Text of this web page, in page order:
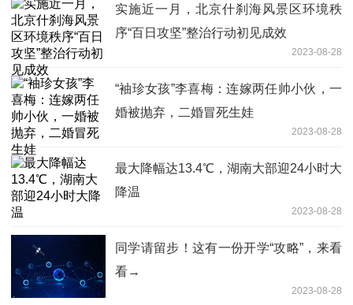
实施近一月，北京什刹海风景区环境秩
序“百日攻坚”整治行动初见成效
2023-08-28
“袖珍女孩”李喜梅：连嫁两任帅小伙，一
婚被抛弃，二婚冒死生娃
2023-08-28
最大降幅达13.4℃，湖南大部迎24小时大
降温
2023-08-28
同学请留步！这有一份开学“攻略”，来看
看→
2023-08-28